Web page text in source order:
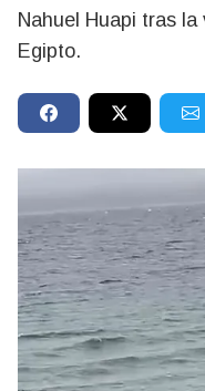
Nahuel Huapi tras
Egipto.